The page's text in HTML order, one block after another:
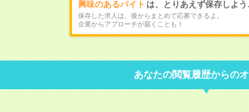
興味のあるバイト は、とりあえず保存しよう
保存した求人は、後からまとめて応募できるよ。
企業からアプローチが届くことも！
あなたの閲覧履歴からの